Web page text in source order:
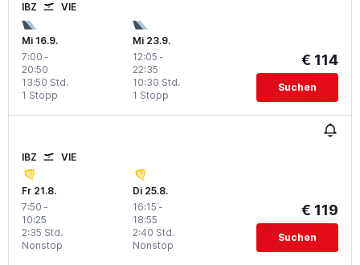
IBZ VIE
Mi 16.9.
7:00 -
20:50
1 Stopp
13:50 Std.
Mi 23.9.
12:05 -
22:35
1 Stopp
10:30 Std.
€ 114
Suchen
IBZ VIE
Fr 21.8.
7:50 -
10:25
Nonstop
2:35 Std.
Di 25.8.
16:15 -
18:55
Nonstop
2:40 Std.
€ 119
Suchen